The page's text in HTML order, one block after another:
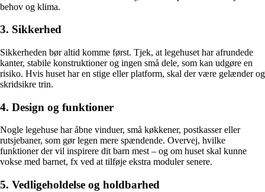
behov og klima.
3. Sikkerhed
Sikkerheden bør altid komme først. Tjek, at legehuset har afrundede
kanter, stabile konstruktioner og ingen små dele, som kan udgøre en
risiko. Hvis huset har en stige eller platform, skal der være gelænder og
skridsikre trin.
4. Design og funktioner
Nogle legehuse har åbne vinduer, små køkkener, postkasser eller
rutsjebaner, som gør legen mere spændende. Overvej, hvilke
funktioner der vil inspirere dit barn mest – og om huset skal kunne
vokse med barnet, fx ved at tilføje ekstra moduler senere.
5. Vedligeholdelse og holdbarhed